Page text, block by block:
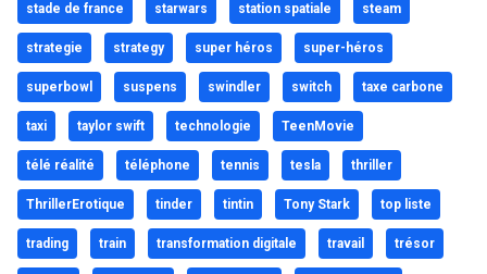
stade de france starwars station spatiale steam
strategie strategy super héros super-héros
superbowl suspens swindler switch taxe carbone
taxi taylor swift technologie TeenMovie
télé réalité téléphone tennis tesla thriller
ThrillerErotique tinder tintin Tony Stark top liste
trading train transformation digitale travail trésor